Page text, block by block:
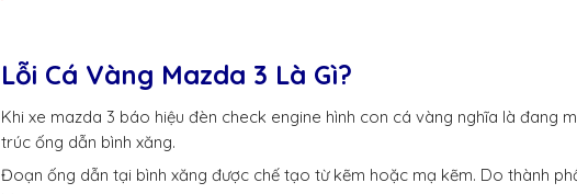
Lỗi Cá Vàng Mazda 3 Là Gì?
Khi xe mazda 3 báo hiệu đèn check engine hình con cá vàng nghĩa là đang
trúc ống dẫn bình xăng.
Đoạn ống dẫn tại bình xăng được chế tạo từ kẽm hoặc mạ kẽm. Do thành